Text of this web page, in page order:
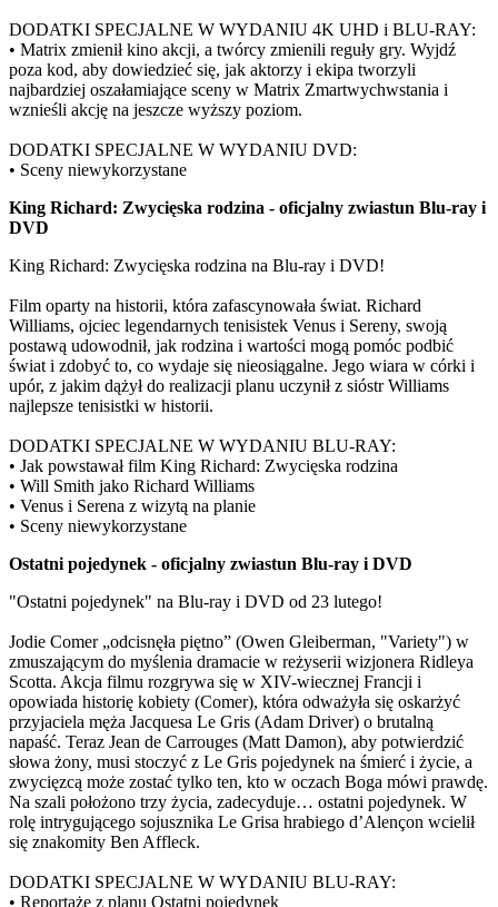
DODATKI SPECJALNE W WYDANIU 4K UHD i BLU-RAY:
• Matrix zmienił kino akcji, a twórcy zmienili reguły gry. Wyjdź
poza kod, aby dowiedzieć się, jak aktorzy i ekipa tworzyli
najbardziej oszałamiające sceny w Matrix Zmartwychwstania i
wznieśli akcję na jeszcze wyższy poziom.
DODATKI SPECJALNE W WYDANIU DVD:
• Sceny niewykorzystane
King Richard: Zwycięska rodzina - oficjalny zwiastun Blu-ray i
DVD
King Richard: Zwycięska rodzina na Blu-ray i DVD!
Film oparty na historii, która zafascynowała świat. Richard
Williams, ojciec legendarnych tenisistek Venus i Sereny, swoją
postawą udowodnił, jak rodzina i wartości mogą pomóc podbić
świat i zdobyć to, co wydaje się nieosiągalne. Jego wiara w córki i
upór, z jakim dążył do realizacji planu uczynił z sióstr Williams
najlepsze tenisistki w historii.
DODATKI SPECJALNE W WYDANIU BLU-RAY:
• Jak powstawał film King Richard: Zwycięska rodzina
• Will Smith jako Richard Williams
• Venus i Serena z wizytą na planie
• Sceny niewykorzystane
Ostatni pojedynek - oficjalny zwiastun Blu-ray i DVD
"Ostatni pojedynek" na Blu-ray i DVD od 23 lutego!
Jodie Comer „odcisnęła piętno” (Owen Gleiberman, "Variety") w
zmuszającym do myślenia dramacie w reżyserii wizjonera Ridleya
Scotta. Akcja filmu rozgrywa się w XIV-wiecznej Francji i
opowiada historię kobiety (Comer), która odważyła się oskarżyć
przyjaciela męża Jacquesa Le Gris (Adam Driver) o brutalną
napaść. Teraz Jean de Carrouges (Matt Damon), aby potwierdzić
słowa żony, musi stoczyć z Le Gris pojedynek na śmierć i życie, a
zwycięzcą może zostać tylko ten, kto w oczach Boga mówi prawdę.
Na szali położono trzy życia, zadecyduje… ostatni pojedynek. W
rolę intrygującego sojusznika Le Grisa hrabiego d’Alençon wcielił
się znakomity Ben Affleck.
DODATKI SPECJALNE W WYDANIU BLU-RAY:
• Reportaże z planu Ostatni pojedynek